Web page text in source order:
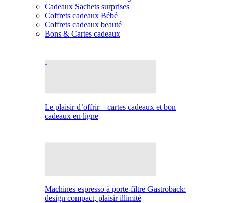
Cadeaux Sachets surprises
Coffrets cadeaux Bébé
Coffrets cadeaux beauté
Bons & Cartes cadeaux
Le plaisir d’offrir – cartes cadeaux et bon
cadeaux en ligne
Machines espresso à porte-filtre Gastroback:
design compact, plaisir illimité